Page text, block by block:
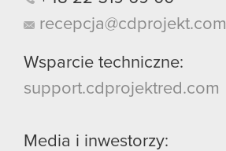
recepcja@cdprojekt.com
Wsparcie techniczne:
support.cdprojektred.com
Media i inwestorzy: